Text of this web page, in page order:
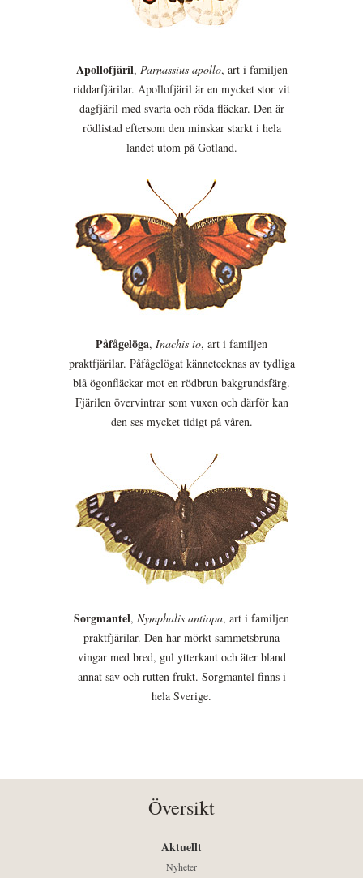
Apollofjäril, Parnassius apollo, art i familjen
riddarfjärilar. Apollofjäril är en mycket stor vit
dagfjäril med svarta och röda fläckar. Den är
rödlistad eftersom den minskar starkt i hela
landet utom på Gotland.
Påfågelöga, Inachis io, art i familjen
praktfjärilar. Påfågelögat kännetecknas av tydliga
blå ögonfläckar mot en rödbrun bakgrundsfärg.
Fjärilen övervintrar som vuxen och därför kan
den ses mycket tidigt på våren.
Sorgmantel, Nymphalis antiopa, art i familjen
praktfjärilar. Den har mörkt sammetsbruna
vingar med bred, gul ytterkant och äter bland
annat sav och rutten frukt. Sorgmantel finns i
hela Sverige.
Översikt
Aktuellt
Nyheter